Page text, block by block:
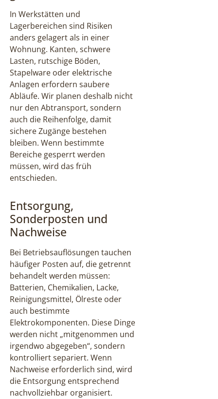
In Werkstätten und
Lagerbereichen sind Risiken
anders gelagert als in einer
Wohnung. Kanten, schwere
Lasten, rutschige Böden,
Stapelware oder elektrische
Anlagen erfordern saubere
Abläufe. Wir planen deshalb nicht
nur den Abtransport, sondern
auch die Reihenfolge, damit
sichere Zugänge bestehen
bleiben. Wenn bestimmte
Bereiche gesperrt werden
müssen, wird das früh
entschieden.
Entsorgung,
Sonderposten und
Nachweise
Bei Betriebsauflösungen tauchen
häufiger Posten auf, die getrennt
behandelt werden müssen:
Batterien, Chemikalien, Lacke,
Reinigungsmittel, Ölreste oder
auch bestimmte
Elektrokomponenten. Diese Dinge
werden nicht „mitgenommen und
irgendwo abgegeben“, sondern
kontrolliert separiert. Wenn
Nachweise erforderlich sind, wird
die Entsorgung entsprechend
nachvollziehbar organisiert.